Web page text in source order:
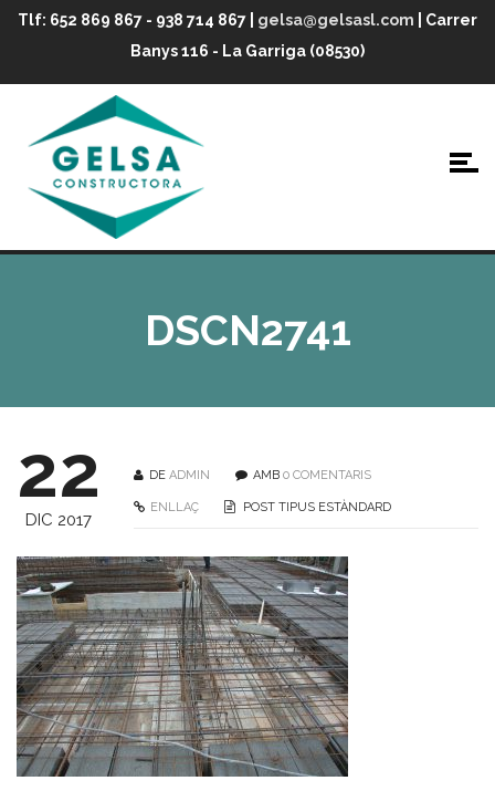
Tlf: 652 869 867 - 938 714 867 | gelsa@gelsasl.com | Carrer
Banys 116 - La Garriga (08530)
DSCN2741
22
DIC 2017
DE ADMIN AMB 0 COMENTARIS
ENLLAÇ POST TIPUS ESTÀNDARD